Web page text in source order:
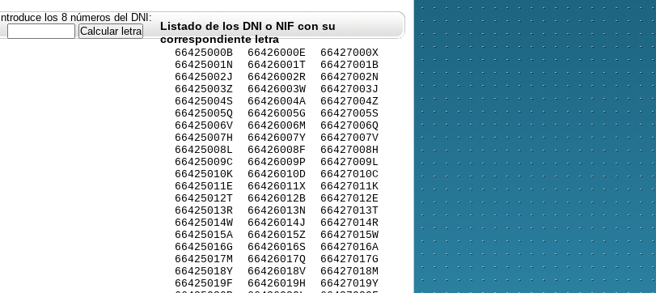
Introduce los 8 números del DNI:
Listado de los DNI o NIF con su
correspondiente letra
66425000B
66425001N
66425002J
66425003Z
66425004S
66425005Q
66425006V
66425007H
66425008L
66425009C
66425010K
66425011E
66425012T
66425013R
66425014W
66425015A
66425016G
66425017M
66425018Y
66425019F
66426000E
66426001T
66426002R
66426003W
66426004A
66426005G
66426006M
66426007Y
66426008F
66426009P
66426010D
66426011X
66426012B
66426013N
66426014J
66426015Z
66426016S
66426017Q
66426018V
66426019H
66427000X
66427001B
66427002N
66427003J
66427004Z
66427005S
66427006Q
66427007V
66427008H
66427009L
66427010C
66427011K
66427012E
66427013T
66427014R
66427015W
66427016A
66427017G
66427018M
66427019Y